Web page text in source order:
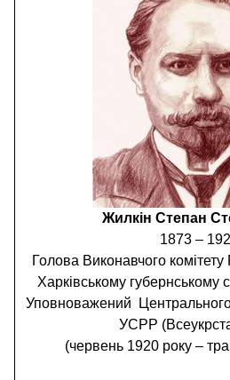
Жилкін Степан
1873 –
Голова Виконавчого комітету
Харківському губернському
Уповноважений
УСРР
(червень 1920 року –